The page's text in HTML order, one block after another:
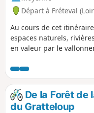
Départ à Fréteval
Au cours de cet
espaces naturels,
en valeur par le
remarquables, le
dont le donjon date de
Cella d'un ancien
en Europe du Nord.
De la Forêt de
du Gratteloup